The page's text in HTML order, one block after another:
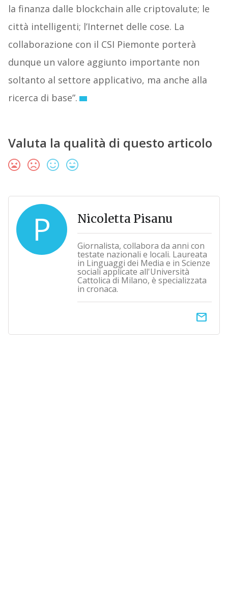
la finanza dalle blockchain alle criptovalute; le
città intelligenti; l’Internet delle cose. La
collaborazione con il CSI Piemonte porterà
dunque un valore aggiunto importante non
soltanto al settore applicativo, ma anche alla
ricerca di base”.
Valuta la qualità di questo articolo
P Nicoletta Pisanu
Giornalista, collabora da anni con
testate nazionali e locali. Laureata
in Linguaggi dei Media e in Scienze
sociali applicate all'Università
Cattolica di Milano, è specializzata
in cronaca.
email